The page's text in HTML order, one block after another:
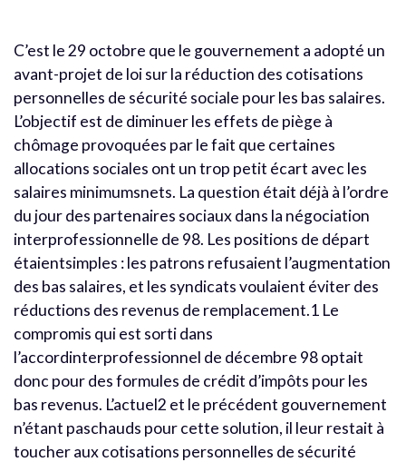
C’est le 29 octobre que le gouvernement a adopté un
avant-projet de loi sur la réduction des cotisations
personnelles de sécurité sociale pour les bas salaires.
L’objectif est de diminuer les effets de piège à
chômage provoquées par le fait que certaines
allocations sociales ont un trop petit écart avec les
salaires minimumsnets. La question était déjà à l’ordre
du jour des partenaires sociaux dans la négociation
interprofessionnelle de 98. Les positions de départ
étaientsimples : les patrons refusaient l’augmentation
des bas salaires, et les syndicats voulaient éviter des
réductions des revenus de remplacement.1 Le
compromis qui est sorti dans
l’accordinterprofessionnel de décembre 98 optait
donc pour des formules de crédit d’impôts pour les
bas revenus. L’actuel2 et le précédent gouvernement
n’étant paschauds pour cette solution, il leur restait à
toucher aux cotisations personnelles de sécurité